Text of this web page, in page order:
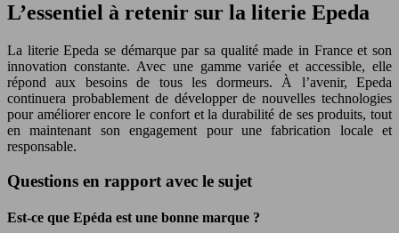
L’essentiel à retenir sur la literie Epeda
La literie Epeda se démarque par sa qualité made in France et son
innovation constante. Avec une gamme variée et accessible, elle
répond aux besoins de tous les dormeurs. À l’avenir, Epeda
continuera probablement de développer de nouvelles technologies
pour améliorer encore le confort et la durabilité de ses produits, tout
en maintenant son engagement pour une fabrication locale et
responsable.
Questions en rapport avec le sujet
Est-ce que Epéda est une bonne marque ?